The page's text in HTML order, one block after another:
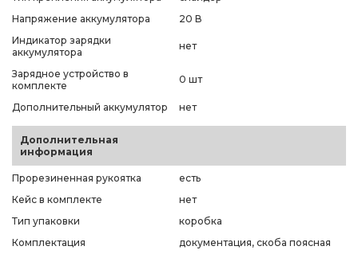
Напряжение аккумулятора
20 В
Индикатор зарядки
аккумулятора
нет
Зарядное устройство в
комплекте
0 шт
Дополнительный аккумулятор нет
Дополнительная
информация
Прорезиненная рукоятка
есть
Кейс в комплекте
нет
Тип упаковки
коробка
Комплектация
документация, скоба поясная